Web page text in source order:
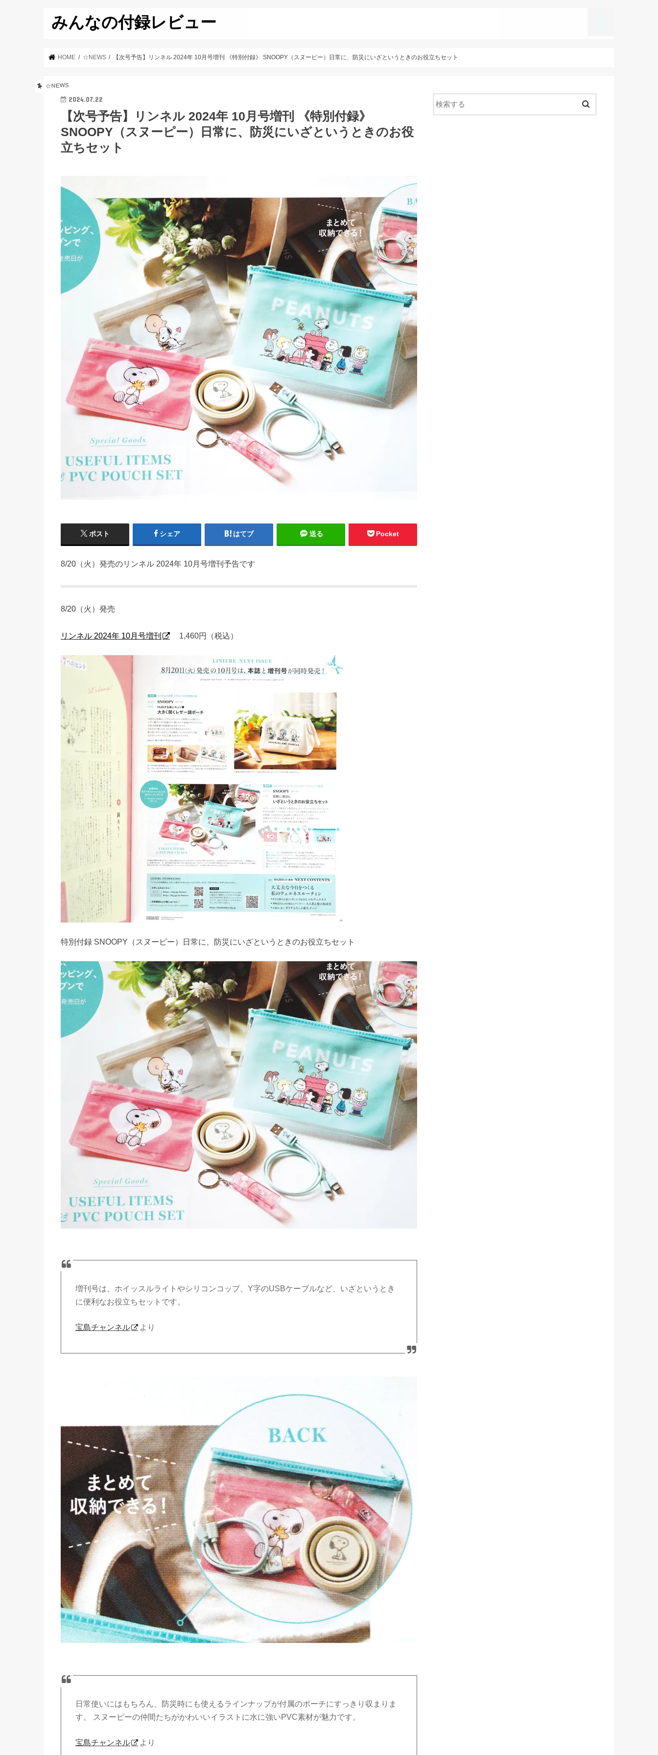
みんなの付録レビュー
HOME ☆NEWS 【次号予告】リンネル 2024年 10月号増刊 《特別付録》 SNOOPY（スヌーピー）日常に、防災にいざというときのお役立ちセット
☆NEWS
2024.07.22
【次号予告】リンネル 2024年 10月号増刊 《特別付録》
SNOOPY（スヌーピー）日常に、防災にいざというときのお役
立ちセット
ポスト シェア はてブ 送る Pocket
8/20（火）発売のリンネル 2024年 10月号増刊予告です
8/20（火）発売
リンネル 2024年 10月号増刊 1,460円（税込）
特別付録 SNOOPY（スヌーピー）日常に、防災にいざというときのお役立ちセット
増刊号は、ホイッスルライトやシリコンコップ、Y字のUSBケーブルなど、いざというとき
に便利なお役立ちセットです。
宝島チャンネル より
日常使いにはもちろん、防災時にも使えるラインナップが付属のポーチにすっきり収まりま
す。 スヌーピーの仲間たちがかわいいイラストに水に強いPVC素材が魅力です。
宝島チャンネル より